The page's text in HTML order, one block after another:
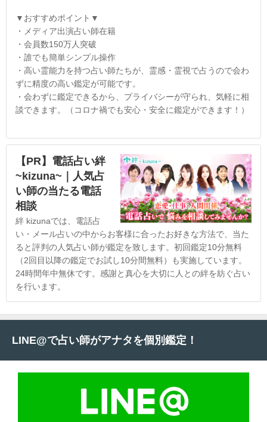
▼おすすめポイント▼
・メディア出演占い師在籍
・会員数150万人突破
・誰でも簡単シンプル操作
・高い霊能力を持つ占い師たちが、霊感・霊視で占うので会わ
ずに精度の高い鑑定が可能です。
・会わずに鑑定できるから、プライバシーが守られ、気軽に相
談できます。（コロナ禍でも安心・安全に鑑定ができます！）
【PR】電話占い絆
~kizuna~｜人気占
い師の当たる電話
相談
絆 kizunaでは、電話占
い・メール占いの中からお客様に合ったお好きな方法で、当た
ると評判の人気占い師が鑑定を致します。初回鑑定10分無料
（2回目以降の鑑定でお試し10分間無料）も実施しています。
24時間年中無休です。感謝と真心を大切に人との絆を紡ぐ占い
を行います。
LINE@で占い師がアナタを個別鑑定！